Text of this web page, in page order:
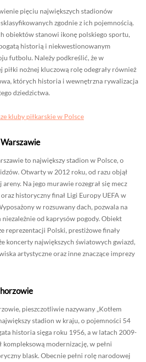
pięciu największych stadionów
zgodnie z ich pojemnością.
obiektów stanowi ikonę polskiego sportu,
historią i niekwestionowanym
futbolu. Należy podkreślić, że w
piłki nożnej kluczową rolę odegrały również
których historia i wewnętrzna rywalizacja
dziedzictwa.
kluby piłkarskie w Polsce
to największy stadion w Polsce, o
Otwarty w 2012 roku, od razu objął
Na jego murawie rozegrał się mecz
historyczny finał Ligi Europy UEFA w
w rozsuwany dach, pozwala na
od kaprysów pogody. Obiekt
reprezentacji Polski, prestiżowe finały
koncerty największych światowych gwiazd,
artystyczne oraz inne znaczące imprezy
pieszczotliwie nazywany „Kotłem
stadion w kraju, o pojemności 54
historia sięga roku 1956, a w latach 2009-
kompleksową modernizację, w pełni
blask. Obecnie pełni rolę narodowej